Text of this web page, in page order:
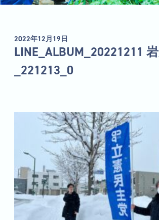
2022年12月19日
LINE_ALBUM_20221211
_221213_0